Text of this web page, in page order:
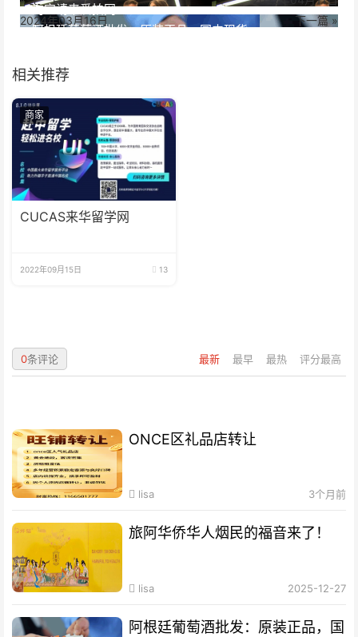
淘宝请来爱拍网
阿根廷葡萄酒批发：原装正品，国内现货
下一篇 »
2024年03月16日
相关推荐
商家
CUCAS来华留学网
2022年09月15日 13
最新 最早 最热 评分最高
0条评论
ONCE区礼品店转让
lisa 3个月前
旅阿华侨华人烟民的福音来了！
lisa 2025-12-27
阿根廷葡萄酒批发：原装正品，国